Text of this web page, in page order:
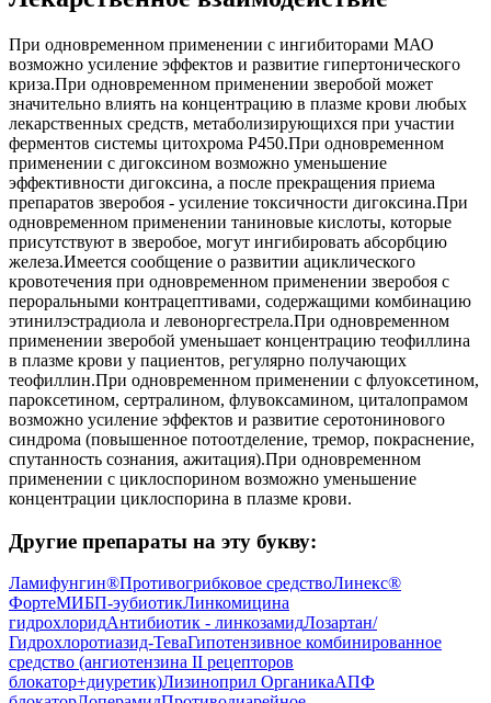
При одновременном применении с ингибиторами МАО
возможно усиление эффектов и развитие гипертонического
криза.При одновременном применении зверобой может
значительно влиять на концентрацию в плазме крови любых
лекарственных средств, метаболизирующихся при участии
ферментов системы цитохрома P450.При одновременном
применении с дигоксином возможно уменьшение
эффективности дигоксина, а после прекращения приема
препаратов зверобоя - усиление токсичности дигоксина.При
одновременном применении таниновые кислоты, которые
присутствуют в зверобое, могут ингибировать абсорбцию
железа.Имеется сообщение о развитии ациклического
кровотечения при одновременном применении зверобоя с
пероральными контрацептивами, содержащими комбинацию
этинилэстрадиола и левоноргестрела.При одновременном
применении зверобой уменьшает концентрацию теофиллина
в плазме крови у пациентов, регулярно получающих
теофиллин.При одновременном применении с флуоксетином,
пароксетином, сертралином, флувоксамином, циталопрамом
возможно усиление эффектов и развитие серотонинового
синдрома (повышенное потоотделение, тремор, покраснение,
спутанность сознания, ажитация).При одновременном
применении с циклоспорином возможно уменьшение
концентрации циклоспорина в плазме крови.
Другие препараты на эту букву:
Ламифунгин®Противогрибковое средствоЛинекс®
ФортеМИБП-эубиотикЛинкомицина
гидрохлоридАнтибиотик - линкозамидЛозартан/
Гидрохлоротиазид-ТеваГипотензивное комбинированное
средство (ангиотензина II рецепторов
блокатор+диуретик)Лизиноприл ОрганикаАПФ